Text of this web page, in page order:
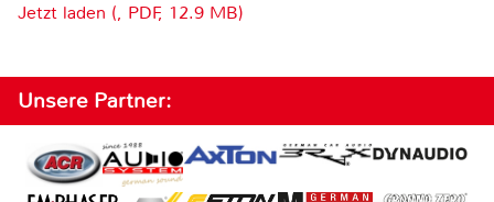
Jetzt laden (, PDF, 12.9 MB)
Unsere Partner: